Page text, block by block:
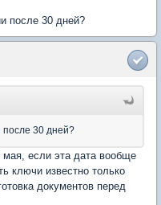
после 30 дней?
после 30 дней?
мая, если эта дата вообще
ключи известно только
документов перед